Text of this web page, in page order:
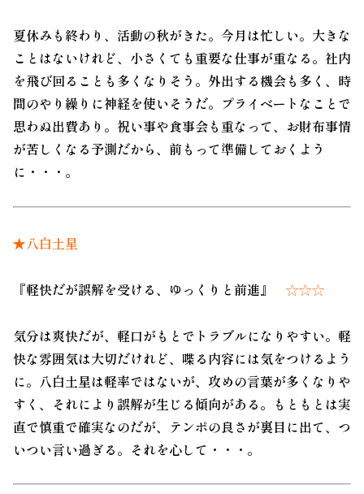
夏休みも終わり、活動の秋がきた。今月は忙しい。大きな
ことはないけれど、小さくても重要な仕事が重なる。社内
を飛び回ることも多くなりそう。外出する機会も多く、時
間のやり繰りに神経を使いそうだ。プライベートなことで
思わぬ出費あり。祝い事や食事会も重なって、お財布事情
が苦しくなる予測だから、前もって準備しておくよう
に・・・。
★八白土星
『軽快だが誤解を受ける、ゆっくりと前進』 ☆☆☆
気分は爽快だが、軽口がもとでトラブルになりやすい。軽
快な雰囲気は大切だけれど、喋る内容には気をつけるよう
に。八白土星は軽率ではないが、攻めの言葉が多くなりや
すく、それにより誤解が生じる傾向がある。もともとは実
直で慎重で確実なのだが、テンポの良さが裏目に出て、つ
いつい言い過ぎる。それを心して・・・。